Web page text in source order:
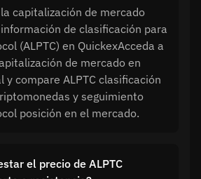
capitalización de mercado
de clasificación para
(ALPTC) en QuickexAcceda a
de mercado en
y compare ALPTC clasificación
y seguimiento
posición en el mercado.
el precio de ALPTC